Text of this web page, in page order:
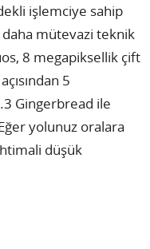
işlemciye sahip
daha mütevazi teknik
8 megapiksellik çift
5
Gingerbread ile
yolunuz oralara
düşük